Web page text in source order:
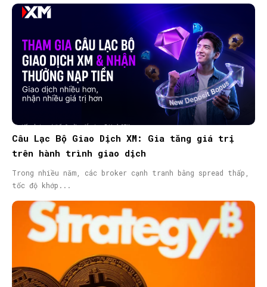
Câu Lạc Bộ Giao Dịch XM: Gia tăng giá trị
trên hành trình giao dịch
Trong nhiều năm, các broker cạnh tranh bằng spread thấp,
tốc độ khớp...